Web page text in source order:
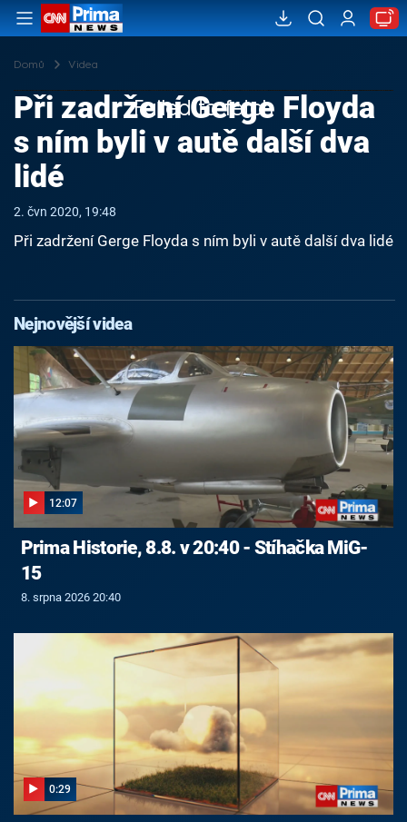
Domů Videa
Failed to fetch
Při zadržení Gerge Floyda
s ním byli v autě další dva
lidé
2. čvn 2020, 19:48
Při zadržení Gerge Floyda s ním byli v autě další dva lidé
Nejnovější videa
12:07
Prima Historie, 8.8. v 20:40 - Stíhačka MiG-
15
8. srpna 2026 20:40
0:29